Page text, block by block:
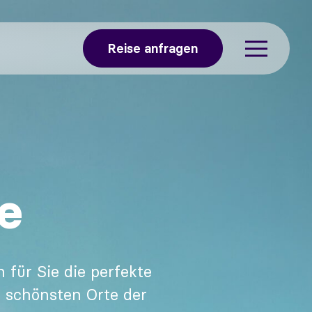
Reise anfragen
für Sie die perfekte
Orte der